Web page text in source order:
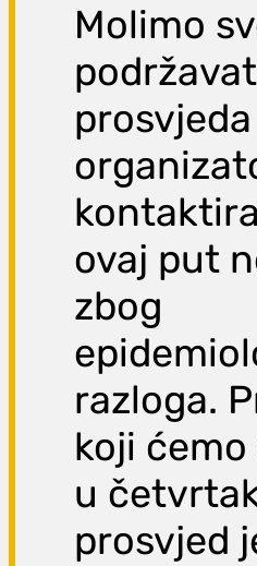
Molimo
ovaj put
zbog
razloga.
koji
u
prosvjed